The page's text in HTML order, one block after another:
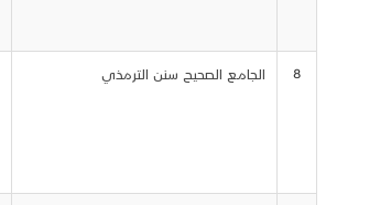
8 الجامـع الصحيح سنن الترمذي